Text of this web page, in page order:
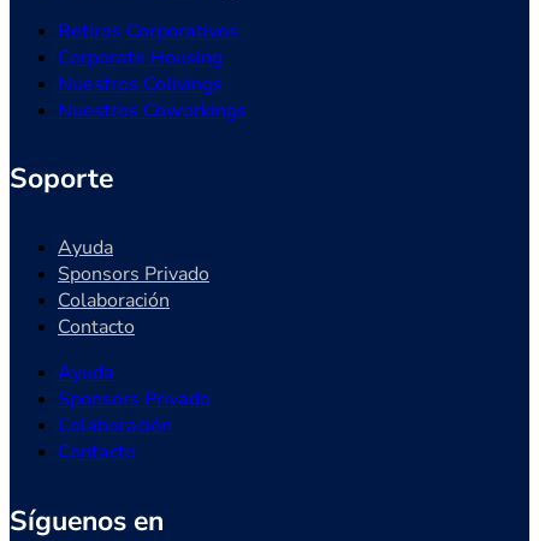
Retiros Corporativos
Corporate Housing
Nuestros Colivings
Nuestros Coworkings
Soporte
Ayuda
Sponsors Privado
Colaboración
Contacto
Ayuda
Sponsors Privado
Colaboración
Contacto
Síguenos en